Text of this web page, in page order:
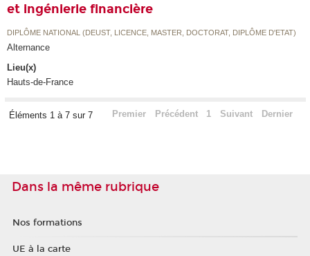
et ingénierie financière
DIPLÔME NATIONAL (DEUST, LICENCE, MASTER, DOCTORAT, DIPLÔME D'ETAT)
Alternance
Lieu(x)
Hauts-de-France
Éléments 1 à 7 sur 7 Premier Précédent 1 Suivant Dernier
Dans la même rubrique
Nos formations
UE à la carte